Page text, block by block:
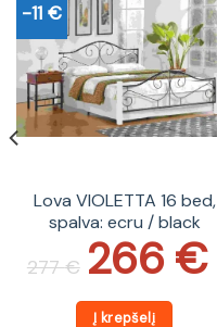
-11 €
Lova VIOLETTA 16 bed,
spalva: ecru / black
277€
price
was:
277 €.
266 €
price
is:
266 €.
Į krepšelį